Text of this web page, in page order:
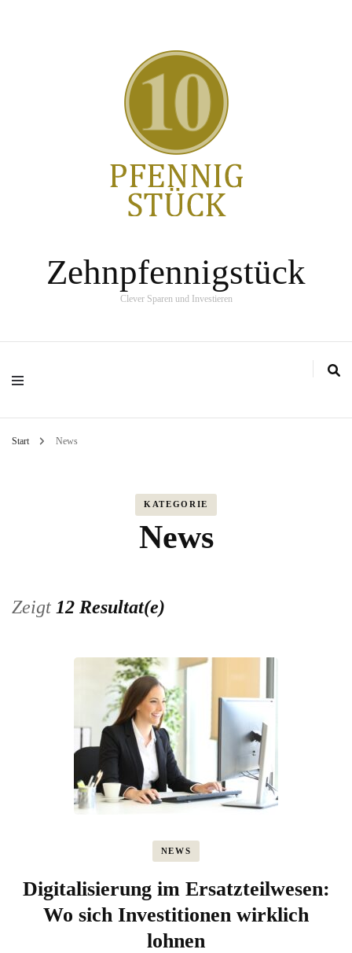
Zehnpfennigstück
Clever Sparen und Investieren
Start News
KATEGORIE
News
Zeigt 12 Resultat(e)
NEWS
Digitalisierung im Ersatzteilwesen:
Wo sich Investitionen wirklich
lohnen